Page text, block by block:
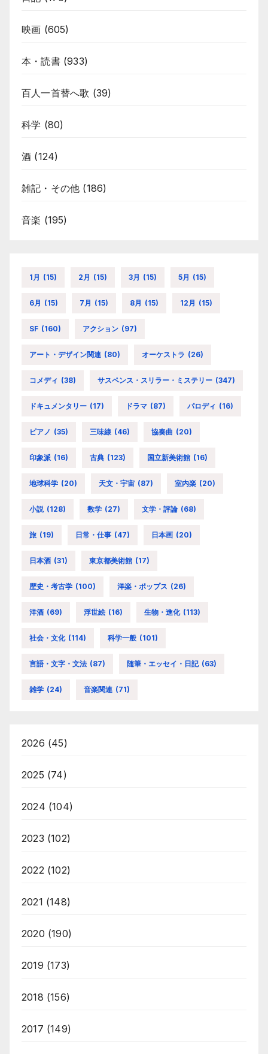
映画 (605)
本・読書(933)
百人一首替へ歌 (39)
科学 (80)
酒 (124)
雑記・その他 (186)
音楽 (195)
1月 (15) 2月 (15) 3月 (15) 5月 (15)
6月 (15) 7月 (15) 8月 (15) 12月 (15)
SF (160) アクション (97)
アート・デザイン関連 (80) オーケストラ (26)
コメディ (38) サスペンス・スリラー・ミステリー (347)
ドキュメンタリー (17) ドラマ (87) パロディ (16)
ピアノ (35) 三味線 (46) 協奏曲 (20)
印象派 (16) 古典 (123) 国立新美術館 (16)
地球科学 (20) 天文・宇宙 (87) 室内楽 (20)
小説 (128) 数学 (27) 文学・評論 (68)
旅 (19) 日常・仕事 (47) 日本画 (20)
日本酒 (31) 東京都美術館 (17)
歴史・考古学 (100) 洋楽・ポップス (26)
洋酒 (69) 浮世絵 (16) 生物・進化 (113)
社会・文化 (114) 科学一般 (101)
言語・文字・文法 (87) 随筆・エッセイ・日記 (63)
雑学 (24) 音楽関連 (71)
2026 (45)
2025 (74)
2024 (104)
2023 (102)
2022(102)
2021 (148)
2020 (190)
2019 (173)
2018 (156)
2017 (149)